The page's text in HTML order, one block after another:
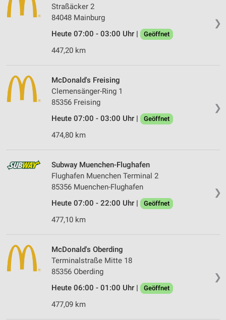
❯
Straßäcker 2
84048 Mainburg
Heute 07:00 - 03:00 Uhr |
Geöffnet
447,20 km
❯
McDonald's Freising
Clemensänger-Ring 1
85356 Freising
Heute 07:00 - 03:00 Uhr |
Geöffnet
474,80 km
❯
Subway Muenchen-Flughafen
Flughafen Muenchen Terminal 2
85356 Muenchen-Flughafen
Heute 07:00 - 22:00 Uhr |
Geöffnet
477,10 km
❯
McDonald's Oberding
Terminalstraße Mitte 18
85356 Oberding
Heute 06:00 - 01:00 Uhr |
Geöffnet
477,09 km